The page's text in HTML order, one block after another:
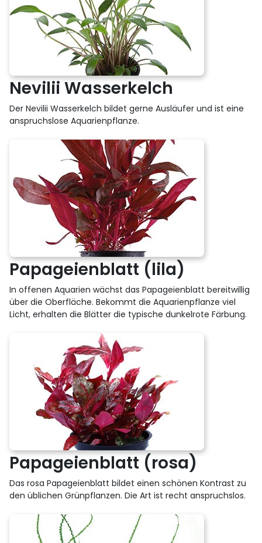
Nevilii Wasserkelch
Der Nevilii Wasserkelch bildet gerne Ausläufer und ist eine
anspruchslose Aquarienpflanze.
Papageienblatt (lila)
In offenen Aquarien wächst das Papageienblatt bereitwillig
über die Oberfläche. Bekommt die Aquarienpflanze viel
Licht, erhalten die Blätter die typische dunkelrote Färbung.
Papageienblatt (rosa)
Das rosa Papageienblatt bildet einen schönen Kontrast zu
den üblichen Grünpflanzen. Die Art ist recht anspruchslos.